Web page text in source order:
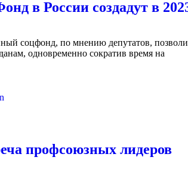
в России создадут в
соцфонд, по мнению депутатов,
одновременно сократив время на
профсоюзных лидеров